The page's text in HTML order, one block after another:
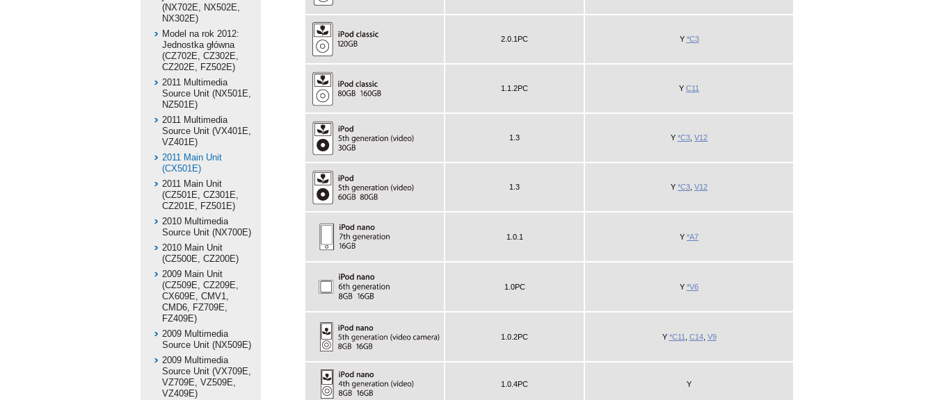
(NX702E, NX502E,
NX302E)
Model na rok 2012:
Jednostka główna
(CZ702E, CZ302E,
CZ202E, FZ502E)
2011 Multimedia
Source Unit (NX501E,
NZ501E)
2011 Multimedia
Source Unit (VX401E,
VZ401E)
2011 Main Unit
(CX501E)
2011 Main Unit
(CZ501E, CZ301E,
CZ201E, FZ501E)
2010 Multimedia
Source Unit (NX700E)
2010 Main Unit
(CZ500E, CZ200E)
2009 Main Unit
(CZ509E, CZ209E,
CX609E, CMV1,
CMD6, FZ709E,
FZ409E)
2009 Multimedia
Source Unit (NX509E)
2009 Multimedia
Source Unit (VX709E,
VZ709E, VZ509E,
VZ409E)